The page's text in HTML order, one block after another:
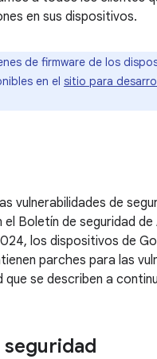
en sus dispositivos.
de firmware de los
en el sitio para
vulnerabilidades de
el Boletín de seguridad de
los dispositivos de
parches para las
que se describen a
seguridad